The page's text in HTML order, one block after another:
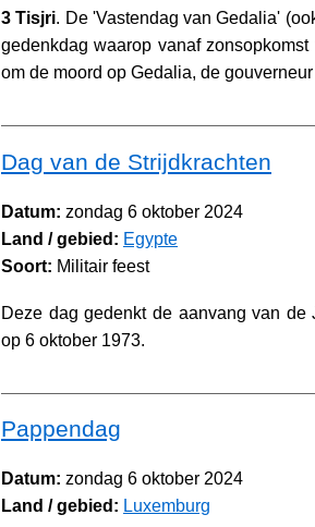
3 Tisjri. De 'Vastendag van Gedalia'
gedenkdag waarop vanaf
om de moord op Gedalia, de
Dag van de Strijdkrachten
Datum: zondag 6 oktober 2024
Land / gebied: Egypte
Soort: Militair feest
Deze dag gedenkt de aanvang van de
op 6 oktober 1973.
Pappendag
Datum: zondag 6 oktober 2024
Land / gebied: Luxemburg